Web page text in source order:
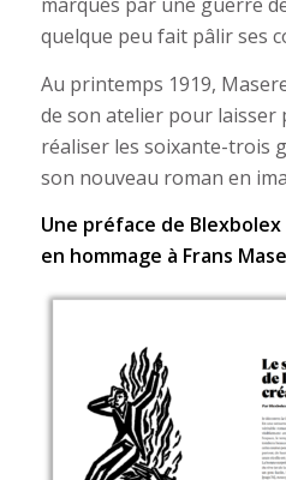
quelque peu fait pâlir ses
Au printemps 1919,
de son atelier pour laisser
réaliser les soixante-trois
son nouveau roman en
Une préface de
en hommage à Frans